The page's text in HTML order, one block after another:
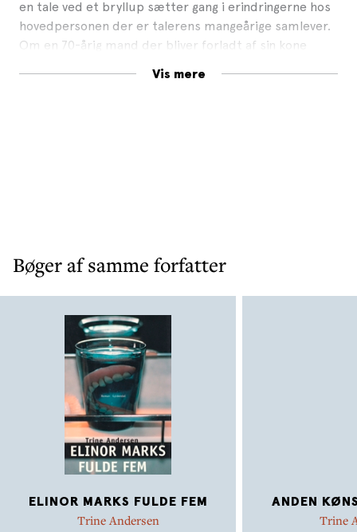
en tale ved et bryllup sætter gang i erindringerne hos
hovedpersonen der er talerens mangeårige samlever.
Om en 70-årig mand der bliver forladt af sin kone
løbet af den årlige weekendtur i en ødegård i Skåne,
Vis mere
Bøger af samme forfatter
ELINOR MARKS FULDE FEM
Trine Andersen
ANDEN
Trine